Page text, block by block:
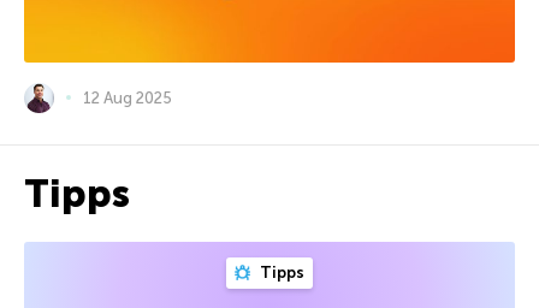
12 Aug 2025
Tipps
Tipps